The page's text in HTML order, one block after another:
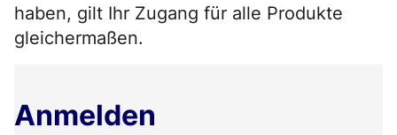
haben, gilt Ihr Zugang für alle Produkte
gleichermaßen.
Anmelden